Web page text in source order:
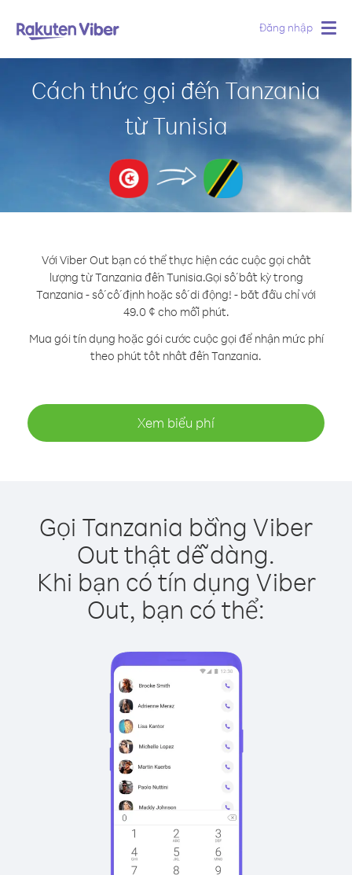
Đăng nhập
Cách thức gọi đến Tanzania
từ Tunisia
Với Viber Out bạn có thể thực hiện các cuộc gọi chất
lượng từ Tanzania đến Tunisia.Gọi số bất kỳ trong
Tanzania - số cố định hoặc số di động! - bắt đầu chỉ với
49.0 ¢ cho mỗi phút.
Mua gói tín dụng hoặc gói cước cuộc gọi để nhận mức phí
theo phút tốt nhất đến Tanzania.
Xem biểu phí
Gọi Tanzania bằng Viber
Out thật dễ dàng.
Khi bạn có tín dụng Viber
Out, bạn có thể: